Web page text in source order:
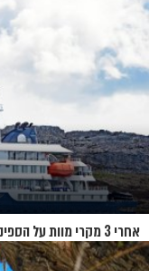
אחרי 3 מקרי מוות על הספינה: ראש ארגון הבריאות העולמי - “הסיכון נמוך”